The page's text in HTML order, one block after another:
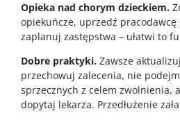
Opieka nad chorym dzieckiem.
opiekuńcze, uprzedź pracodawcę
zaplanuj zastępstwa – ułatwi to
Dobre praktyki. Zawsze
przechowuj zalecenia, nie
sprzecznych z celem zwolnienia,
dopytaj lekarza. Przedłużenie